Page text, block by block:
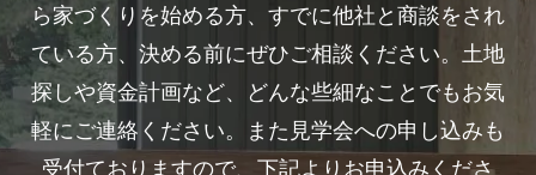
ら家づくりを始める方、すでに他社と商談をされ
ている方、決める前にぜひご相談ください。土地
探しや資金計画など、どんな些細なことでもお気
軽にご連絡ください。また見学会への申し込みも
受付ておりますので、下記よりお申込みくださ